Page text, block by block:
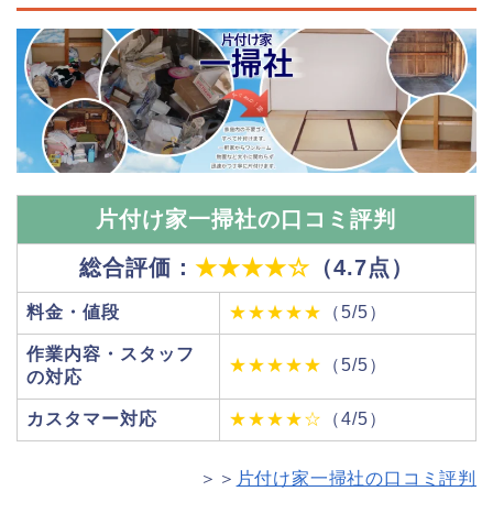
片付け家一掃社の口コミ評判
総合評価： ★★★★☆ （4.7点）
料金・値段 ★★★★★ （5/5）
作業内容・スタッフ
の対応
★★★★★ （5/5）
カスタマー対応 ★★★★☆ （4/5）
＞＞ 片付け家一掃社の口コミ評判